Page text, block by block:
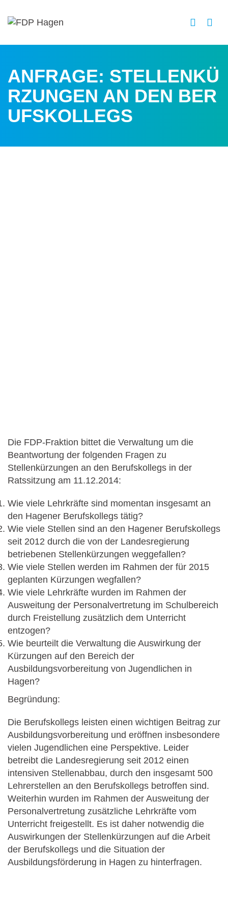
ANFRAGE: STELLENKÜ
RZUNGEN AN DEN BER
UFSKOLLEGS
Die FDP-Fraktion bittet die Verwaltung um die
Beantwortung der folgenden Fragen zu
Stellenkürzungen an den Berufskollegs in der
Ratssitzung am 11.12.2014:
Wie viele Lehrkräfte sind momentan insgesamt an
den Hagener Berufskollegs tätig?
Wie viele Stellen sind an den Hagener Berufskollegs
seit 2012 durch die von der Landesregierung
betriebenen Stellenkürzungen weggefallen?
Wie viele Stellen werden im Rahmen der für 2015
geplanten Kürzungen wegfallen?
Wie viele Lehrkräfte wurden im Rahmen der
Ausweitung der Personalvertretung im Schulbereich
durch Freistellung zusätzlich dem Unterricht
entzogen?
Wie beurteilt die Verwaltung die Auswirkung der
Kürzungen auf den Bereich der
Ausbildungsvorbereitung von Jugendlichen in
Hagen?
Begründung:
Die Berufskollegs leisten einen wichtigen Beitrag zur
Ausbildungsvorbereitung und eröffnen insbesondere
vielen Jugendlichen eine Perspektive. Leider
betreibt die Landesregierung seit 2012 einen
intensiven Stellenabbau, durch den insgesamt 500
Lehrerstellen an den Berufskollegs betroffen sind.
Weiterhin wurden im Rahmen der Ausweitung der
Personalvertretung zusätzliche Lehrkräfte vom
Unterricht freigestellt. Es ist daher notwendig die
Auswirkungen der Stellenkürzungen auf die Arbeit
der Berufskollegs und die Situation der
Ausbildungsförderung in Hagen zu hinterfragen.